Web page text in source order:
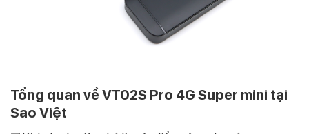
Tổng quan về VT02S Pro 4G Super mini tại
Sao Việt